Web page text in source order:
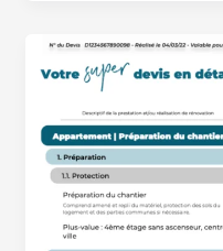
Combien
coûte
rénovation
d’un
appartement
en
2024